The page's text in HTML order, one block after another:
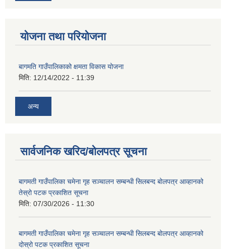
योजना तथा परियोजना
बागमति गाउँपालिकाको क्षमता विकास योजना
मिति: 12/14/2022 - 11:39
अन्य
सार्वजनिक खरिद/बोलपत्र सूचना
बागमती गाउँपालिका चमेना गृह सञ्चालन सम्बन्धी सिलबन्द बोलपत्र आव्हानको
तेस्रो पटक प्रकाशित सूचना
मिति: 07/30/2026 - 11:30
बागमती गाउँपालिका चमेना गृह सञ्चालन सम्बन्धी सिलबन्द बोलपत्र आव्हानको
दोस्रो पटक प्रकाशित सूचना